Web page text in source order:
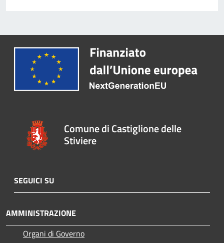
Comune di Castiglione delle
Stiviere
SEGUICI SU
AMMINISTRAZIONE
Organi di Governo